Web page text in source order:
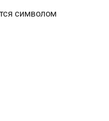
символом